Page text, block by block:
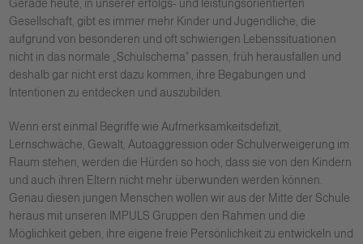
Gerade heute, in unserer erfolgs- und leistungsorientierten
Gesellschaft, gibt es immer mehr Kinder und Jugendliche, die
aufgrund von besonderen und oft schwierigen Lebenssituationen
nicht in das normale „Schulschema" passen, früh herausfallen und
deshalb gar nicht erst dazu kommen, ihre Begabungen und
Intentionen zu entdecken und auszubilden.
Wenn erst einmal Begriffe wie Aufmerksamkeitsdefizit,
Lernschwäche, Gewalt, Autoaggression oder Schulverweigerung im
Raum stehen, werden die Hürden so hoch, dass sie von den Kindern
und auch ihren Eltern nicht mehr überwunden werden können.
Genau diesen jungen Menschen wollen wir aus der Mitte der Schule
heraus mit unseren IMPULS Gruppen den Rahmen und die
Möglichkeit geben, ihre eigene freie Persönlichkeit zu entwickeln und